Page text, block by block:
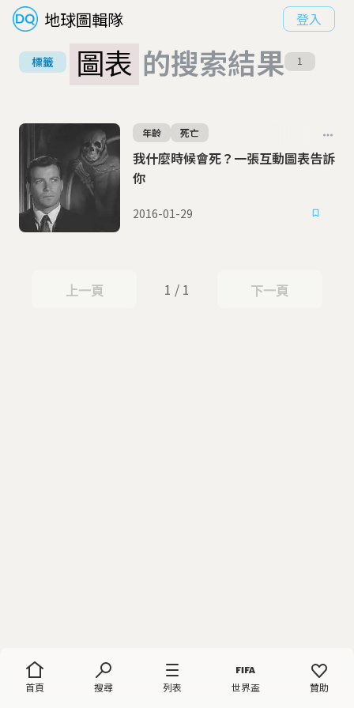
地球圖輯隊 登入
首頁 搜尋 列表 世界盃 贊助
標籤 圖表 的搜索結果 1
我什麼時候會死？一張互動圖表告訴
你
年齡 死亡
2016-01-29
上一頁
上一頁 1 / 1 下一頁
下一頁